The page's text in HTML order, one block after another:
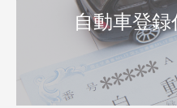
お客様の声
ドライバー募集
自動車登